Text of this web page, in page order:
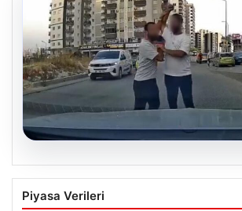
Trafikte Tartışma Kanlı Bitti:
Testere ve Darbe Tehdidi
Piyasa Verileri